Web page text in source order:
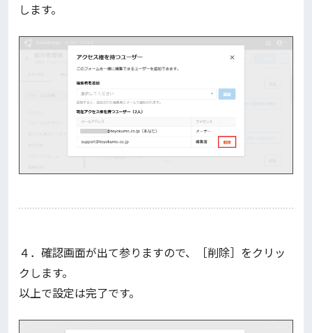
します。
４．確認画面が出て参りますので、［削除］をクリッ
クします。
以上で設定は完了です。